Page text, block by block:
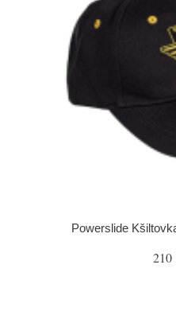
Powerslide